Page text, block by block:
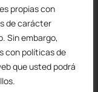
propias con
de carácter
Sin embargo,
con políticas de
que usted podrá